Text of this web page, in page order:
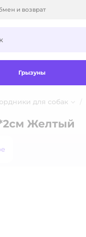
и возврат
Грызуны
для собак
Желтый